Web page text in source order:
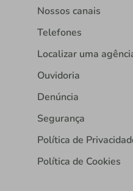
Nossos canais
Telefones
Localizar uma
Ouvidoria
Denúncia
Segurança
Política de
Política de Cookies